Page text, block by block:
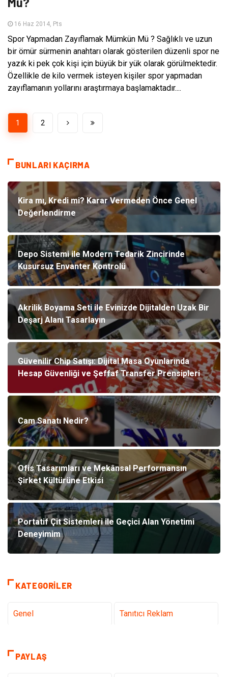
16 Haz 2014, Pts
Spor Yapmadan Zayıflamak Mümkün Mü ? Sağlıklı ve uzun
bir ömür sürmenin anahtarı olarak gösterilen düzenli spor ne
yazık ki pek çok kişi için büyük bir yük olarak görülmektedir.
Özellikle de kilo vermek isteyen kişiler spor yapmadan
zayıflamanın yollarını araştırmaya başlamaktadır....
1 2
BUNLARI KAÇIRMA
Kira mı, Kredi mi? Karar Vermeden Önce Genel
Değerlendirme
Depo Sistemi ile Modern Tedarik Zincirinde
Kusursuz Envanter Kontrolü
Akrilik Boyama Seti ile Evinizde Dijitalden Uzak Bir
Deşarj Alanı Tasarlayın
Güvenilir Chip Satışı: Dijital Masa Oyunlarında
Hesap Güvenliği ve Şeffaf Transfer Prensipleri
Cam Sanatı Nedir?
Ofis Tasarımları ve Mekânsal Performansın
Şirket Kültürüne Etkisi
Portatif Çit Sistemleri ile Geçici Alan Yönetimi
Deneyimim
KATEGORILER
Genel Tanıtıcı Reklam
PAYLAŞ